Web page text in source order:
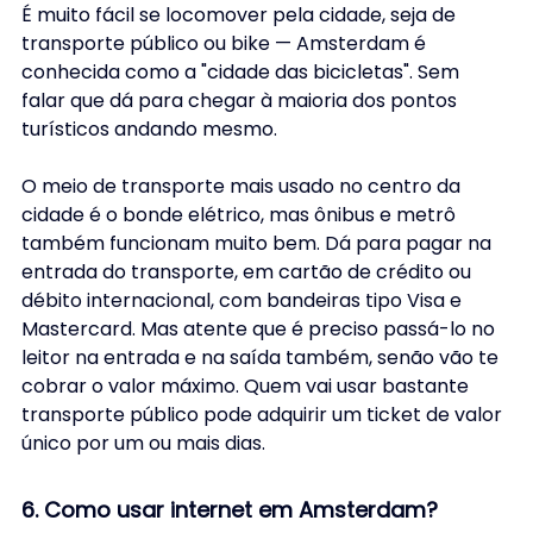
É muito fácil se locomover pela cidade, seja de
transporte público ou bike — Amsterdam é
conhecida como a "cidade das bicicletas". Sem
falar que dá para chegar à maioria dos pontos
turísticos andando mesmo.
O meio de transporte mais usado no centro da
cidade é o bonde elétrico, mas ônibus e metrô
também funcionam muito bem. Dá para pagar na
entrada do transporte, em cartão de crédito ou
débito internacional, com bandeiras tipo Visa e
Mastercard. Mas atente que é preciso passá-lo no
leitor na entrada e na saída também, senão vão te
cobrar o valor máximo. Quem vai usar bastante
transporte público pode adquirir um ticket de valor
único por um ou mais dias.
6. Como usar internet em Amsterdam?